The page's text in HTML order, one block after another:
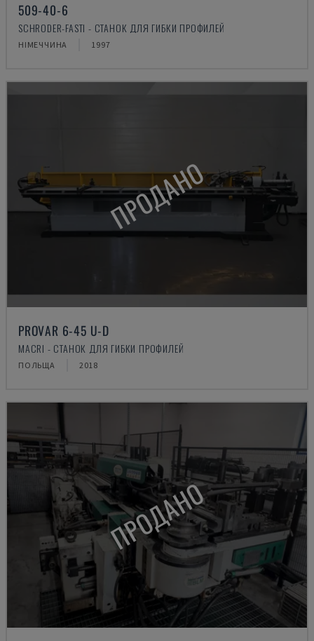
509-40-6
SCHRODER-FASTI - СТАНОК ДЛЯ ГИБКИ ПРОФИЛЕЙ
НІМЕЧЧИНА 1997
ПРОДАНО
PROVAR 6-45 U-D
MACRI - СТАНОК ДЛЯ ГИБКИ ПРОФИЛЕЙ
ПОЛЬЩА 2018
ПРОДАНО